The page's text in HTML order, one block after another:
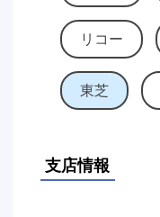
リコー
東芝
支店情報